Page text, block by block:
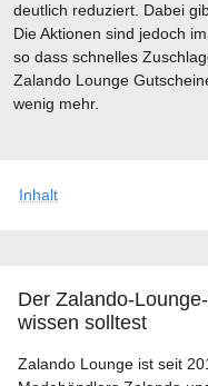
Inhalt
Der Zalando-
wissen solltest
Zalando Lounge ist seit
deutlich reduziert. Dabei
Die Aktionen sind jedoch
so dass schnelles
Zalando Lounge
wenig mehr.